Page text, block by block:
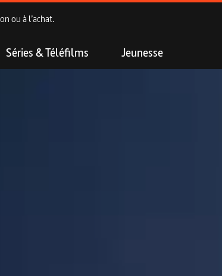
ou à l’achat.
Séries & Téléfilms Jeunesse